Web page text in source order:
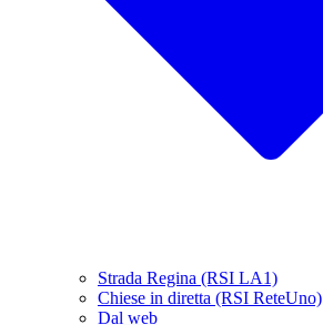
Strada Regina (RSI LA1)
Chiese in diretta (RSI ReteUno)
Dal web